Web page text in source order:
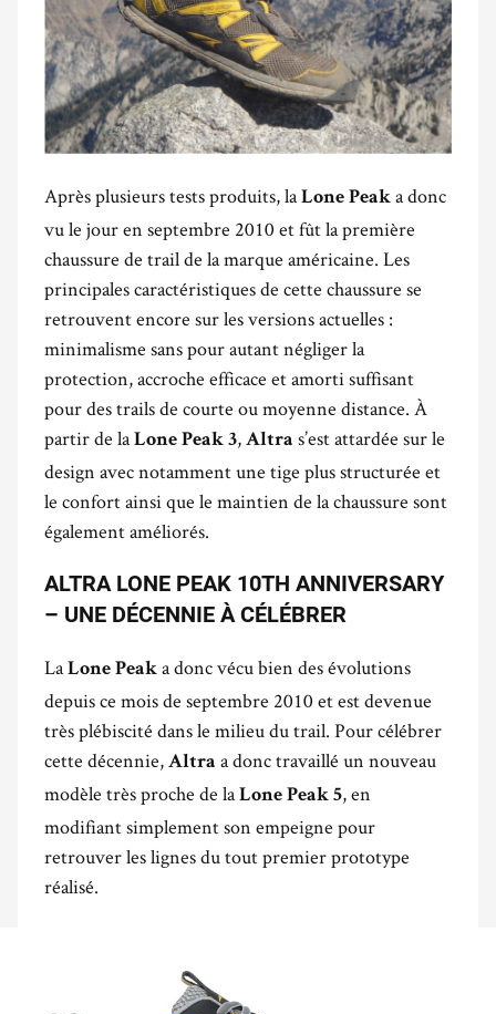
Après plusieurs tests produits, laLone Peak a donc
vu le jour en septembre 2010 et fût la première
chaussure de trail de la marque américaine. Les
principales caractéristiques de cette chaussure se
retrouvent encore sur les versions actuelles :
minimalisme sans pour autant négliger la
protection, accroche efficace et amorti suffisant
pour des trails de courte ou moyenne distance. À
partir de laLone Peak 3, Altra s’est attardée sur le
design avec notamment une tige plus structurée et
le confort ainsi que le maintien de la chaussure sont
également améliorés.
ALTRA LONE PEAK 10TH ANNIVERSARY
– UNE DÉCENNIE À CÉLÉBRER
LaLone Peak a donc vécu bien des évolutions
depuis ce mois de septembre 2010 et est devenue
très plébiscité dans le milieu du trail. Pour célébrer
cette décennie, Altra a donc travaillé un nouveau
modèle très proche de laLone Peak 5, en
modifiant simplement son empeigne pour
retrouver les lignes du tout premier prototype
réalisé.